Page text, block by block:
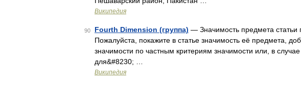
Википедия
90 Fourth Dimension (группа) — Значимость предмета статьи
Пожалуйста, покажите в статье значимость её предмета,
значимости по частным критериям значимости или, в
для&#8230; …
Википедия